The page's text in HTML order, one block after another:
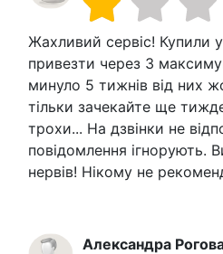
Жахливий сервіс! Купили
привезти через 3
минуло 5 тижнів від них
тільки зачекайте ще
трохи... На дзвінки не
повідомлення ігнорують.
нервів! Нікому не
Александра